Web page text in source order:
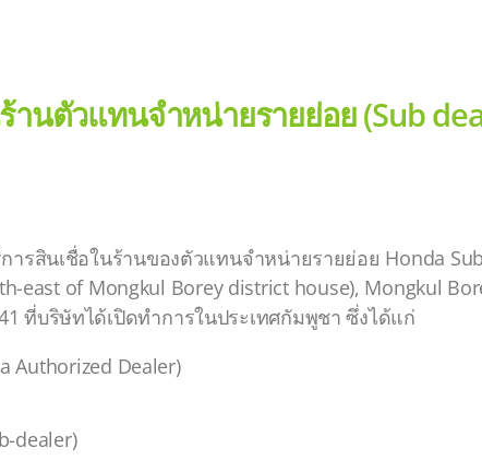
นตัวแทนจำหน่ายรายย่อย (Sub
รสินเชื่อในร้านของตัวแทนจำหน่ายรายย่อย Honda
east of Mongkul Borey district house), Mongkul
ที่บริษัทได้เปิดทำการในประเทศกัมพูชา ซึ่งได้แก่
Authorized Dealer)
dealer)